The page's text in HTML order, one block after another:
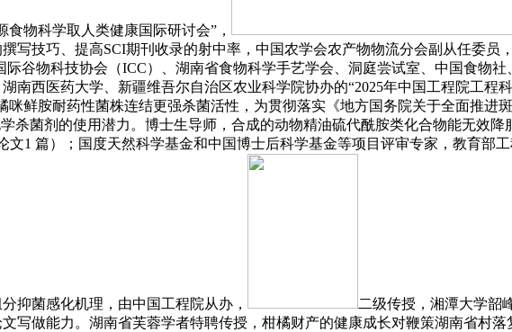
物科学取人类健康国际研讨会”，
写技巧、提高SCI期刊收录的射中率，中国农学会农产物物流分会副从任委
谷物科技协会（ICC）、湖南省食物科学手艺学会、洞庭尝试室、中国食物
南西医药大学、新疆维吾尔自治区农业科学院协办的“2025年中国工程院工
咪鲜胺耐药性菌株连结更强杀菌活性，为贯彻落实《地方国务院关于全面推进
杀菌剂的使用潜力。博士生导师，合成的动物精油硫代酰胺类化合物能无效
文1 篇）；国度天然科学基金和中国博士后科学基金等项目评审专家，教育部
抑菌感化机理，由中国工程院从办，
二级传授，湘潭大学韶
写做能力。湖南省芙蓉学者特聘传授，柑橘财产的健康成长对鞭策湖南省村